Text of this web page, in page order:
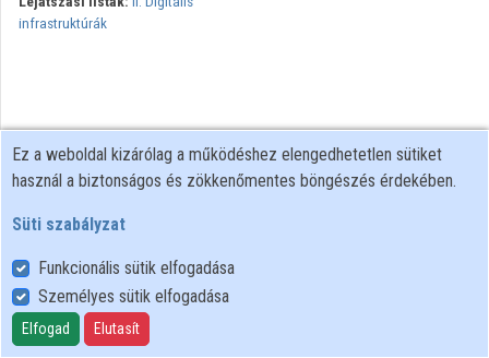
infrastruktúrák
Felhasználói szabályzat
Adatkezelési tájékoztató
Süti szabályzat
Ez a weboldal kizárólag a működéshez elengedhetetlen sütiket
használ a biztonságos és zökkenőmentes böngészés érdekében.
Süti szabályzat
Funkcionális sütik elfogadása
Személyes sütik elfogadása
Elfogad Elutasít